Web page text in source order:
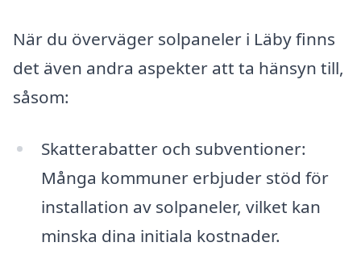
När du överväger solpaneler i Läby finns
det även andra aspekter att ta hänsyn till,
såsom:
Skatterabatter och subventioner:
Många kommuner erbjuder stöd för
installation av solpaneler, vilket kan
minska dina initiala kostnader.